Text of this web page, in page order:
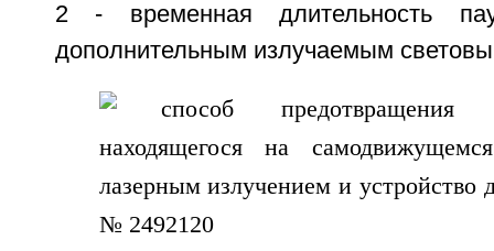
2 - временная длительность
дополнительным излучаемым